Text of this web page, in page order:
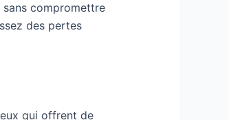
sans compromettre
des pertes
qui offrent de